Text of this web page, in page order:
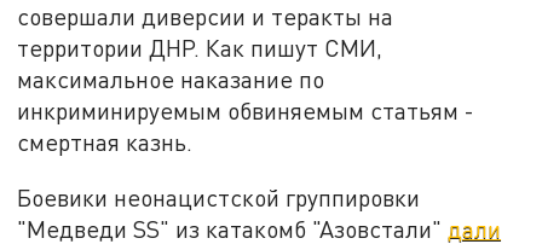
совершали диверсии и теракты на
территории ДНР. Как пишут СМИ,
максимальное наказание по
инкриминируемым обвиняемым статьям -
смертная казнь.
Боевики неонацистской группировки
"Медведи SS" из катакомб "Азовстали" дали